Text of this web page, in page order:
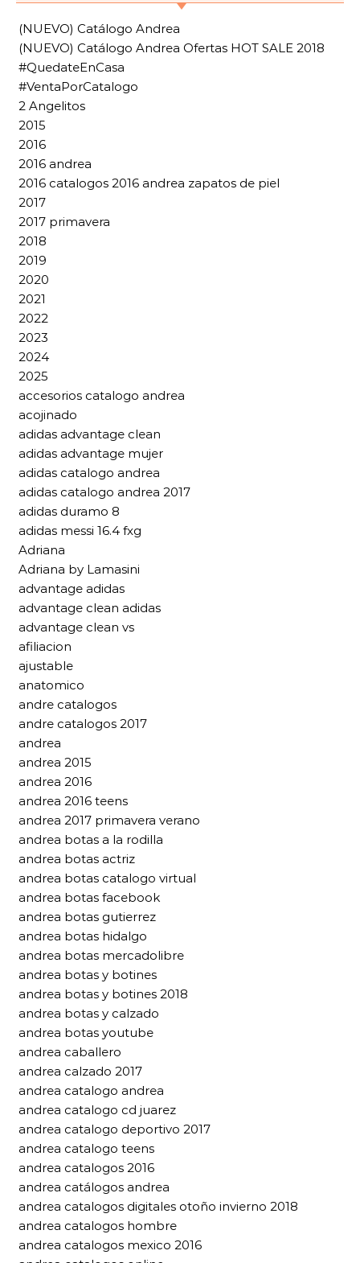
(NUEVO) Catálogo Andrea
(NUEVO) Catálogo Andrea Ofertas HOT SALE 2018
#QuedateEnCasa
#VentaPorCatalogo
2 Angelitos
2015
2016
2016 andrea
2016 catalogos 2016 andrea zapatos de piel
2017
2017 primavera
2018
2019
2020
2021
2022
2023
2024
2025
accesorios catalogo andrea
acojinado
adidas advantage clean
adidas advantage mujer
adidas catalogo andrea
adidas catalogo andrea 2017
adidas duramo 8
adidas messi 16.4 fxg
Adriana
Adriana by Lamasini
advantage adidas
advantage clean adidas
advantage clean vs
afiliacion
ajustable
anatomico
andre catalogos
andre catalogos 2017
andrea
andrea 2015
andrea 2016
andrea 2016 teens
andrea 2017 primavera verano
andrea botas a la rodilla
andrea botas actriz
andrea botas catalogo virtual
andrea botas facebook
andrea botas gutierrez
andrea botas hidalgo
andrea botas mercadolibre
andrea botas y botines
andrea botas y botines 2018
andrea botas y calzado
andrea botas youtube
andrea caballero
andrea calzado 2017
andrea catalogo andrea
andrea catalogo cd juarez
andrea catalogo deportivo 2017
andrea catalogo teens
andrea catalogos 2016
andrea catálogos andrea
andrea catalogos digitales otoño invierno 2018
andrea catalogos hombre
andrea catalogos mexico 2016